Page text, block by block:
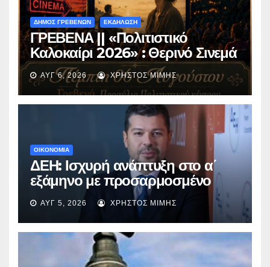
ΔΗΜΟΣ ΓΡΕΒΕΝΩΝ ΕΚΔΗΛΩΣΗ
ΓΡΕΒΕΝΑ || «Πολιτιστικό
Καλοκαίρι 2026» : Θερινό Σινεμά
με την βραβευμένη ταινία
«Μικρές Ανάσες».
ΑΥΓ 6, 2026 ΧΡΉΣΤΟΣ ΜΊΜΗΣ
ΟΙΚΟΝΟΜΙΑ
ΔΕΗ: Ισχυρή ανάπτυξη στο α΄
εξάμηνο με προσαρμοσμένο
EBITDA στα €1,2 δισ.
ΑΥΓ 5, 2026 ΧΡΉΣΤΟΣ ΜΊΜΗΣ